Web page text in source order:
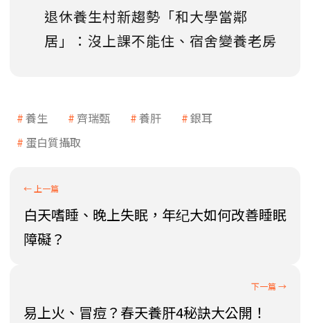
退休養生村新趨勢「和大學當鄰
居」：沒上課不能住、宿舍變養老房
養生 齊瑞甄 養肝
銀耳
蛋白質攝取
白天嗜睡、晚上失眠，年纪大如何改善睡眠
障礙？
易上火、冒痘？春天養肝4秘訣大公開！